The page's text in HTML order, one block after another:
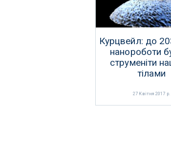
Курцвейл: до
нанороботи
струменіти
тілами
27 Квітня 2017 р.